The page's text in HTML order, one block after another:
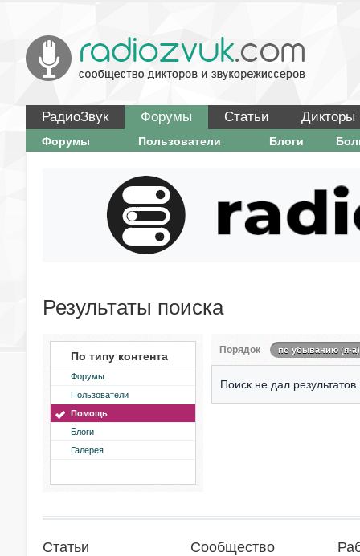
РадиоЗвук Форумы Статьи Дикторы
Форумы Пользователи Блоги
Результаты поиска
По типу контента
Форумы
Пользователи
Помощь
Блоги
Галерея
Порядок по убыванию (я-а)
Поиск не дал результатов.
Статьи Сообщество